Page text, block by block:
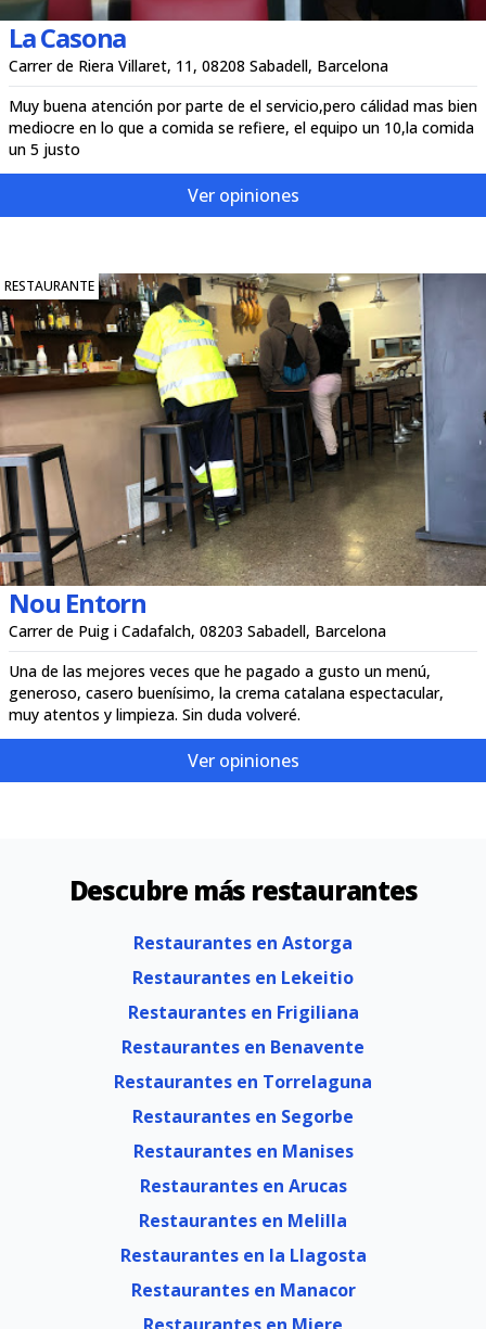
La Casona
Carrer de Riera Villaret, 11, 08208 Sabadell, Barcelona
Muy buena atención por parte de el servicio,pero cálidad mas bien
mediocre en lo que a comida se refiere, el equipo un 10,la comida
un 5 justo
Ver opiniones
RESTAURANTE
Nou Entorn
Carrer de Puig i Cadafalch, 08203 Sabadell, Barcelona
Una de las mejores veces que he pagado a gusto un menú,
generoso, casero buenísimo, la crema catalana espectacular,
muy atentos y limpieza. Sin duda volveré.
Ver opiniones
Descubre más restaurantes
Restaurantes en Astorga
Restaurantes en Lekeitio
Restaurantes en Frigiliana
Restaurantes en Benavente
Restaurantes en Torrelaguna
Restaurantes en Segorbe
Restaurantes en Manises
Restaurantes en Arucas
Restaurantes en Melilla
Restaurantes en la Llagosta
Restaurantes en Manacor